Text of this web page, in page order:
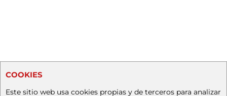
COOKIES
Este sitio web usa cookies propias y de terceros para analizar